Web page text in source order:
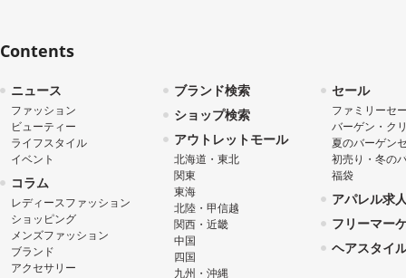
Contents
ニュース
ファッション
ビューティー
ライフスタイル
イベント
コラム
レディースファッション
ショッピング
メンズファッション
ブランド
アクセサリー
ブランド検索
ショップ検索
アウトレットモール
北海道・東北
関東
東海
北陸・甲信越
関西・近畿
中国
四国
九州・沖縄
セール
ファミリーセ
バーゲン・ク
夏のバーゲン
初売り・冬の
福袋
アパレル求
フリーマー
ヘアスタイ